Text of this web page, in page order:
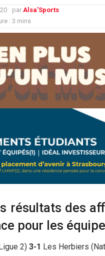
par Alsa'Sports
: 3 mins
résultats des
pour les
2)3-1 Les Herbiers